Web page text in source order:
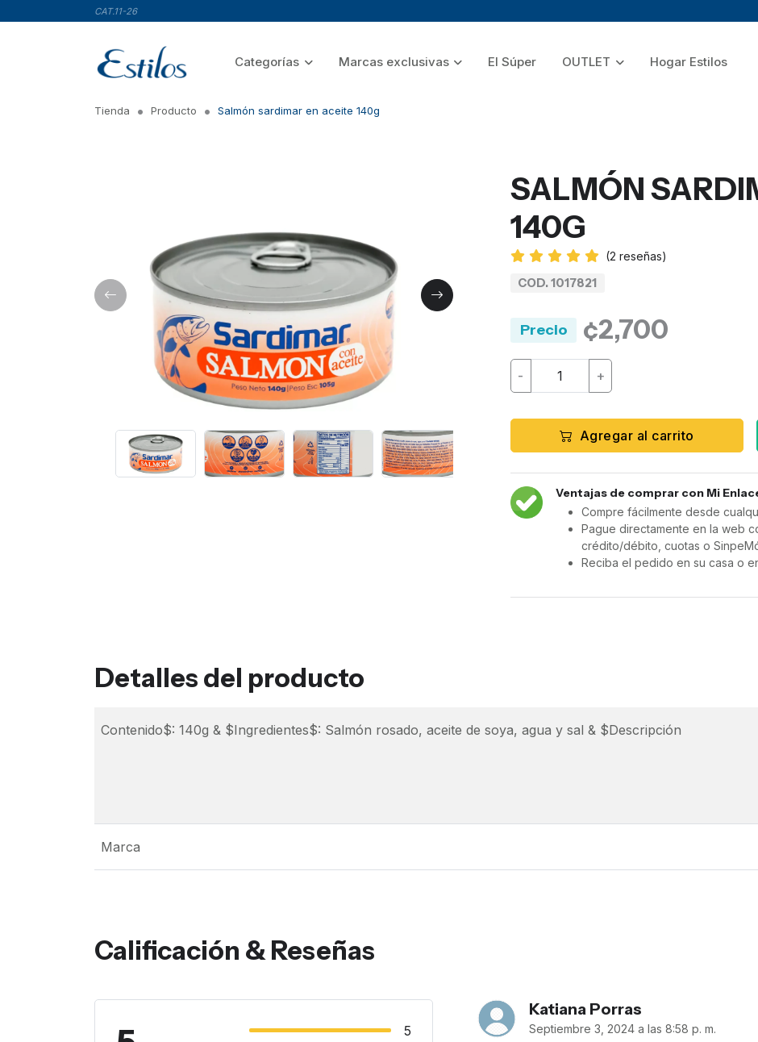
CAT.11-26
Categorías Marcas exclusivas El Súper OUTLET Hogar Estilos
Tienda Producto Salmón sardimar en aceite 140g
SALMÓN
140G
(2 reseñas)
COD. 1017821
Precio ¢2,700
- +
Agregar al carrito
Ventajas de comprar con Mi
Compre fácilmente desde
Pague directamente en la web
crédito/débito, cuotas o
Reciba el pedido en su casa o
Detalles del producto
Contenido$: 140g & $Ingredientes$: Salmón rosado, aceite de soya, agua y sal & $Descripción
Marca
Calificación & Reseñas
5
Katiana Porras
Septiembre 3, 2024 a las 8:58 p. m.